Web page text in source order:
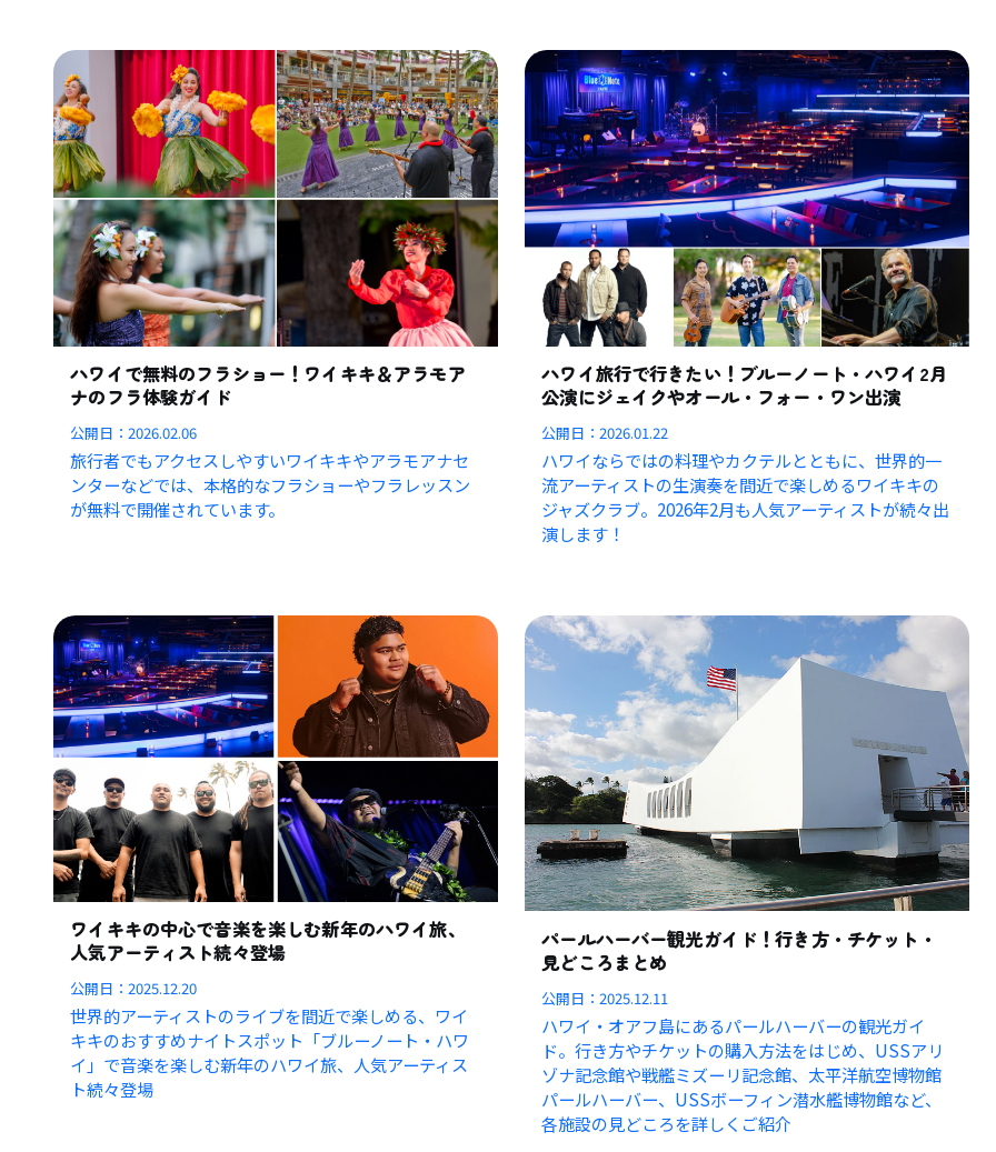
ハワイで無料のフラショー！ワイキキ＆アラモア
ナのフラ体験ガイド
公開日：2026.02.06
旅行者でもアクセスしやすいワイキキやアラモアナセ
ンターなどでは、本格的なフラショーやフラレッスン
が無料で開催されています。
ハワイ旅行で行きたい！ブルーノート・ハワイ2月
公演にジェイクやオール・フォー・ワン出演
公開日：2026.01.22
ハワイならではの料理やカクテルとともに、世界的一
流アーティストの生演奏を間近で楽しめるワイキキの
ジャズクラブ。2026年2月も人気アーティストが続々出
演します！
ワイキキの中心で音楽を楽しむ新年のハワイ旅、
人気アーティスト続々登場
公開日：2025.12.20
世界的アーティストのライブを間近で楽しめる、ワイ
キキのおすすめナイトスポット「ブルーノート・ハワ
イ」で音楽を楽しむ新年のハワイ旅、人気アーティス
ト続々登場
パールハーバー観光ガイド！行き方・チケット・
見どころまとめ
公開日：2025.12.11
ハワイ・オアフ島にあるパールハーバーの観光ガイ
ド。行き方やチケットの購入方法をはじめ、USSアリ
ゾナ記念館や戦艦ミズーリ記念館、太平洋航空博物館
パールハーバー、USSボーフィン潜水艦博物館など、
各施設の見どころを詳しくご紹介